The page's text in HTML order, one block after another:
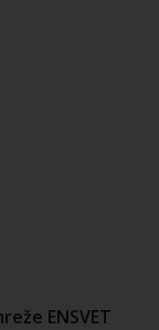
ENSVET